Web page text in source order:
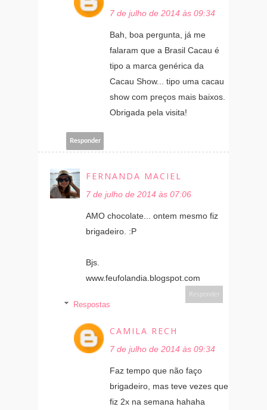
7 de julho de 2014 às 09:34
Bah, boa pergunta, já me
falaram que a Brasil Cacau é
tipo a marca genérica da
Cacau Show... tipo uma cacau
show com preços mais baixos.
Obrigada pela visita!
Responder
FERNANDA MACIEL
7 de julho de 2014 às 07:06
AMO chocolate... ontem mesmo fiz
brigadeiro. :P
Bjs.
www.feufolandia.blogspot.com
Responder
Respostas
CAMILA RECH
7 de julho de 2014 às 09:34
Faz tempo que não faço
brigadeiro, mas teve vezes que
fiz 2x na semana hahaha